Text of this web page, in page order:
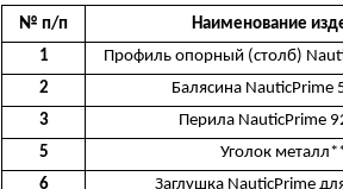
№ п/п Наименование
1
Профиль опорный (столб)
2
Балясина NauticPrime
3
Перила NauticPrime
5
Уголок
6
Заглушка NauticPrime